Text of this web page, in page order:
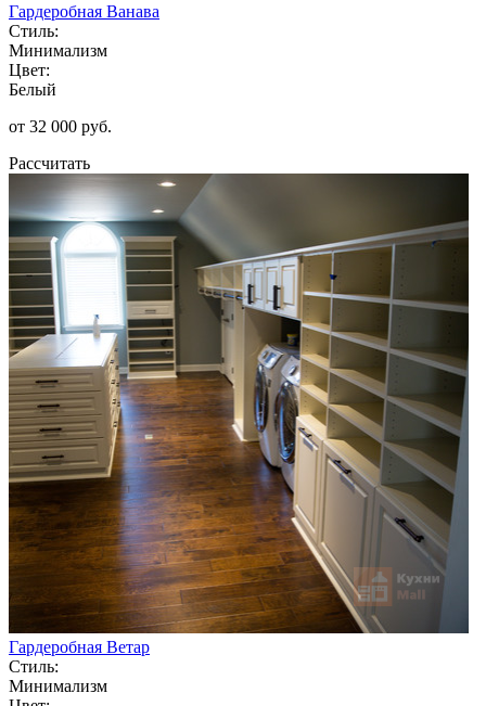
Гардеробная Ванава
Стиль:
Минимализм
Цвет:
Белый
от 32 000 руб.
Рассчитать
Гардеробная Ветар
Стиль:
Минимализм